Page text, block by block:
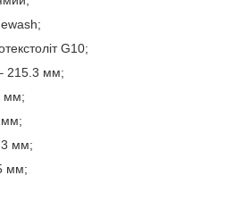
G10;
215.3 мм;
мм;
мм;
мм;
мм;